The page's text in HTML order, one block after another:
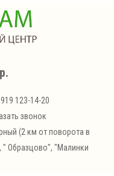
123-14-20
звонок
(2 км от поворота в
" Образцово", "Малинки